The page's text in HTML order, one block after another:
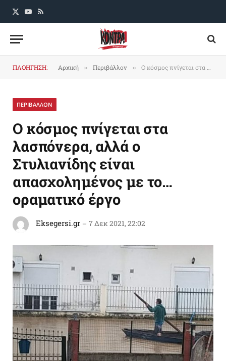
X
YouTube
RSS
ΠΛΟΗΓΗΣΗ: Αρχική » Περιβάλλον » Ο κόσμος πνίγεται στα λασπόνερα, αλλά ο Στυλιανίδης είναι απασχολημένος με το… οραματικό έργο
ΠΕΡΙΒΑΛΛΟΝ
Ο κόσμος πνίγεται στα
λασπόνερα, αλλά ο
Στυλιανίδης είναι
απασχολημένος με το…
οραματικό έργο
Eksegersi.gr 7 Δεκ 2021, 22:02